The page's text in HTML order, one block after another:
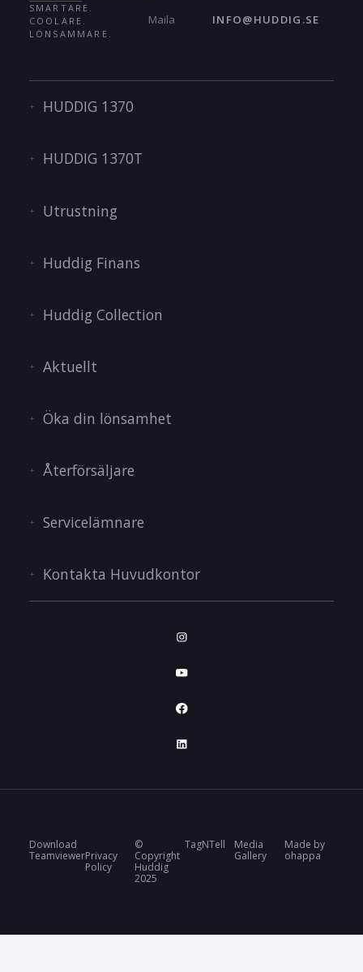
SMARTARE.
COOLARE.
LÖNSAMMARE.
Maila INFO@HUDDIG.SE
HUDDIG 1370
HUDDIG 1370T
Utrustning
Huddig Finans
Huddig Collection
Aktuellt
Öka din lönsamhet
Återförsäljare
Servicelämnare
Kontakta Huvudkontor
Download
TeamviewerPrivacy
Policy
©
Copyright
Huddig
2025
TagNTell
Media
Gallery
Made by
ohappa